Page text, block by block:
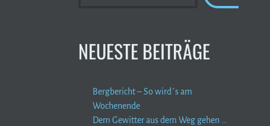
NEUESTE BEITRÄGE
Bergbericht – So wird´s am
Wochenende
Dem Gewitter aus dem Weg gehen …